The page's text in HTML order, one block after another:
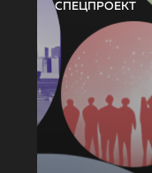
СПЕЦПРОЕКТ